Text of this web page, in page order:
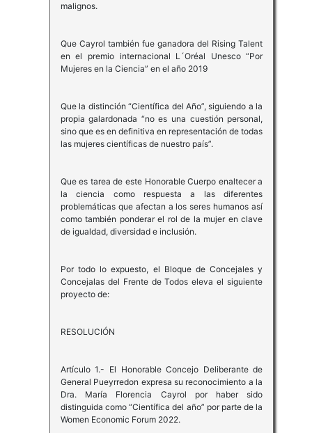
malignos.
Que Cayrol también fue ganadora del Rising Talent
en el premio internacional L´Oréal Unesco “Por
Mujeres en la Ciencia” en el año 2019
Que la distinción “Científica del Año”, siguiendo a la
propia galardonada “no es una cuestión personal,
sino que es en definitiva en representación de todas
las mujeres científicas de nuestro país”.
Que es tarea de este Honorable Cuerpo enaltecer a
la ciencia como respuesta a las diferentes
problemáticas que afectan a los seres humanos así
como también ponderar el rol de la mujer en clave
de igualdad, diversidad e inclusión.
Por todo lo expuesto, el Bloque de Concejales y
Concejalas del Frente de Todos eleva el siguiente
proyecto de:
RESOLUCIÓN
Artículo 1.- El Honorable Concejo Deliberante de
General Pueyrredon expresa su reconocimiento a la
Dra. María Florencia Cayrol por haber sido
distinguida como “Científica del año” por parte de la
Women Economic Forum 2022.